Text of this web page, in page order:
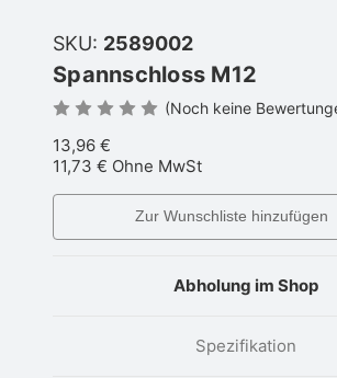
SKU: 2589002
Spannschloss M12
(Noch keine
13,96 €
11,73 € Ohne MwSt
Zur Wunschliste hinzufügen
Abholung im Shop
Spezifikation